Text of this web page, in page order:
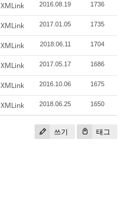
XMLink 2016.08.19 1736
XMLink 2017.01.05 1735
XMLink 2018.06.11 1704
XMLink 2017.05.17 1686
XMLink 2016.10.06 1675
XMLink 2018.06.25 1650
쓰기 태그